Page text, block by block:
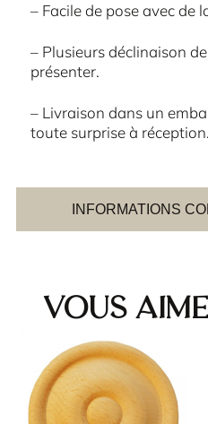
INFORMATIONS
– Facile de pose avec de
– Plusieurs déclinaison
présenter.
– Livraison dans un
toute surprise à réception.
Vous